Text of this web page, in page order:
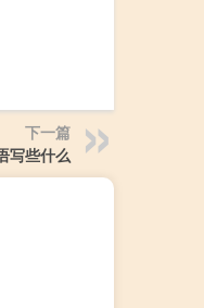
下一篇
写些什么